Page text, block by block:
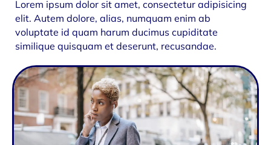
Lorem ipsum dolor sit amet, consectetur adipisicing
elit. Autem dolore, alias, numquam enim ab
voluptate id quam harum ducimus cupiditate
similique quisquam et deserunt, recusandae.